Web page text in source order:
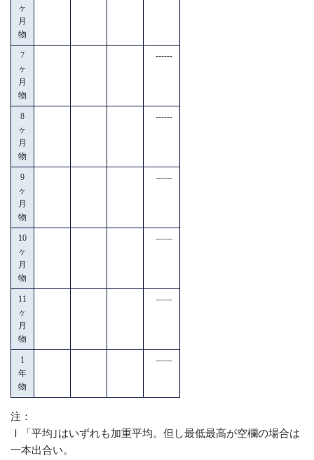
ヶ
月
物
7
ヶ
月
物
------
8
ヶ
月
物
------
9
ヶ
月
物
------
10
ヶ
月
物
------
11
ヶ
月
物
------
1
年
物
------
注：
Ⅰ「平均｣はいずれも加重平均。但し最低最高が空欄の場合は
一本出合い。